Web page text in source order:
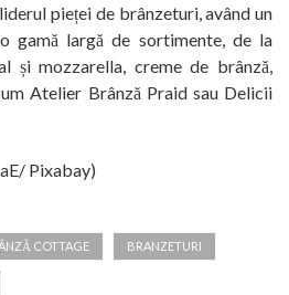
pieței de brânzeturi, având un
gamă largă de sortimente, de la
și mozzarella, creme de brânză,
Atelier Brânză Praid sau Delicii
Pixabay)
COTTAGE BRANZETURI